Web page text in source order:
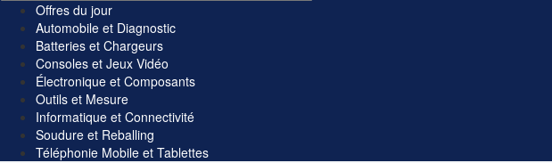
Offres du jour
Automobile et Diagnostic
Batteries et Chargeurs
Consoles et Jeux Vidéo
Électronique et Composants
Outils et Mesure
Informatique et Connectivité
Soudure et Reballing
Téléphonie Mobile et Tablettes